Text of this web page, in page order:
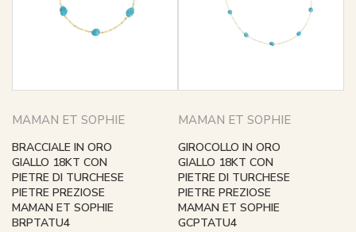
MAMAN ET SOPHIE
BRACCIALE IN ORO
GIALLO 18KT CON
PIETRE DI TURCHESE
PIETRE PREZIOSE
MAMAN ET SOPHIE
BRPTATU4
MAMAN ET SOPHIE
GIROCOLLO IN ORO
GIALLO 18KT CON
PIETRE DI TURCHESE
PIETRE PREZIOSE
MAMAN ET SOPHIE
GCPTATU4